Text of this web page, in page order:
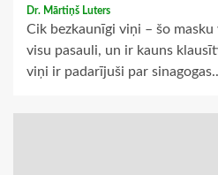
Dr. Mārtiņš Luters
Cik bezkaunīgi viņi – šo
visu pasauli, un ir kauns
viņi ir padarījuši par